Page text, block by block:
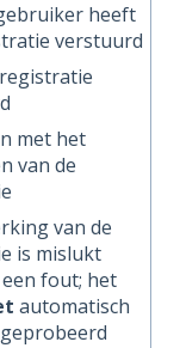
heeft
verstuurd
met het
van de
van de
is mislukt
fout; het
automatisch